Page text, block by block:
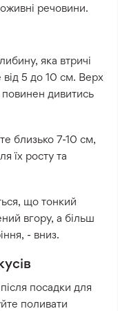
речовини.
яка втричі
від 5 до 10 см. Верх
повинен дивитись
близько 7-10 см,
їх росту та
що тонкий
вгору, а більш
- вниз.
посадки для
поливати